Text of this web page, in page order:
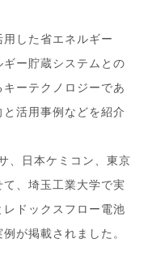
した省エネルギー
ギー貯蔵システムとの
ーテクノロジーであ
活用事例などを紹介
、日本ケミコン、東京
、埼玉工業大学で実
ドックスフロー電池
が掲載されました。